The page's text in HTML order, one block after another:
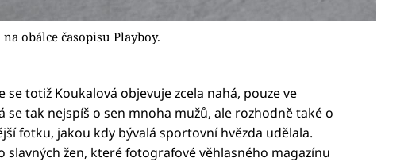
obálce časopisu Playboy.
se totiž Koukalová objevuje zcela nahá, pouze ve
se tak nejspíš o sen mnoha mužů, ale rozhodně také o
fotku, jakou kdy bývalá sportovní hvězda udělala.
slavných žen, které fotografové věhlasného magazínu